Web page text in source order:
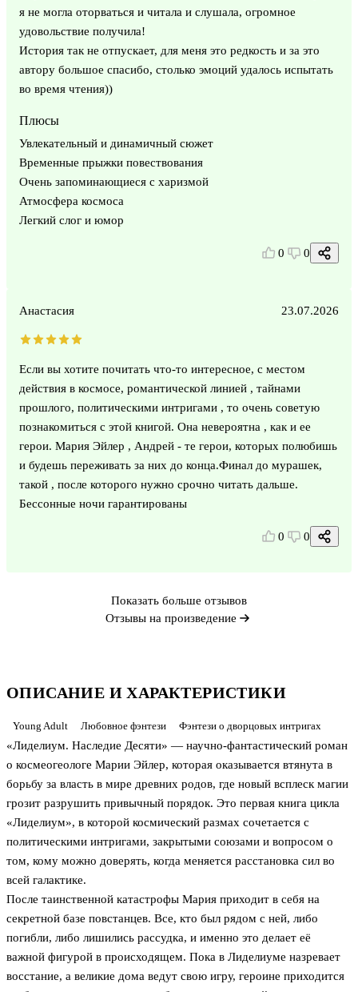
ОПИСАНИЕ И ХАРАКТЕРИСТИКИ
Young Adult Любовное фэнтези Фэнтези о дворцовых интригах
«Лиделиум. Наследие Десяти» — научно-фантастический роман
о космеогеологе Марии Эйлер, которая оказывается втянута в
борьбу за власть в мире древних родов, где новый всплеск магии
грозит разрушить привычный порядок. Это первая книга цикла
«Лиделиум», в которой космический размах сочетается с
политическими интригами, закрытыми союзами и вопросом о
том, кому можно доверять, когда меняется расстановка сил во
всей галактике.
После таинственной катастрофы Мария приходит в себя на
секретной базе повстанцев. Все, кто был рядом с ней, либо
погибли, либо лишились рассудка, и именно это делает её
важной фигурой в происходящем. Пока в Лиделиуме назревает
восстание, а великие дома ведут свою игру, героине приходится
я не могла оторваться и читала и слушала, огромное
удовольствие получила!
История так не отпускает, для меня это редкость и за это
автору большое спасибо, столько эмоций удалось испытать
во время чтения))
Плюсы
Увлекательный и динамичный сюжет
Временные прыжки повествования
Очень запоминающиеся с харизмой
Атмосфера космоса
Легкий слог и юмор
0 0
Анастасия 23.07.2026
Если вы хотите почитать что-то интересное, с местом
действия в космосе, романтической линией , тайнами
прошлого, политическими интригами , то очень советую
познакомиться с этой книгой. Она невероятна , как и ее
герои. Мария Эйлер , Андрей - те герои, которых полюбишь
и будешь переживать за них до конца.Финал до мурашек,
такой , после которого нужно срочно читать дальше.
Бессонные ночи гарантированы
0 0
Показать больше отзывов
Отзывы на произведение